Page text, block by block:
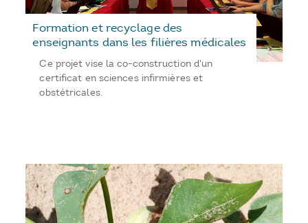
Formation et recyclage des
enseignants dans les filières médicales
Ce projet vise la co-construction d'un
certificat en sciences infirmières et
obstétricales.